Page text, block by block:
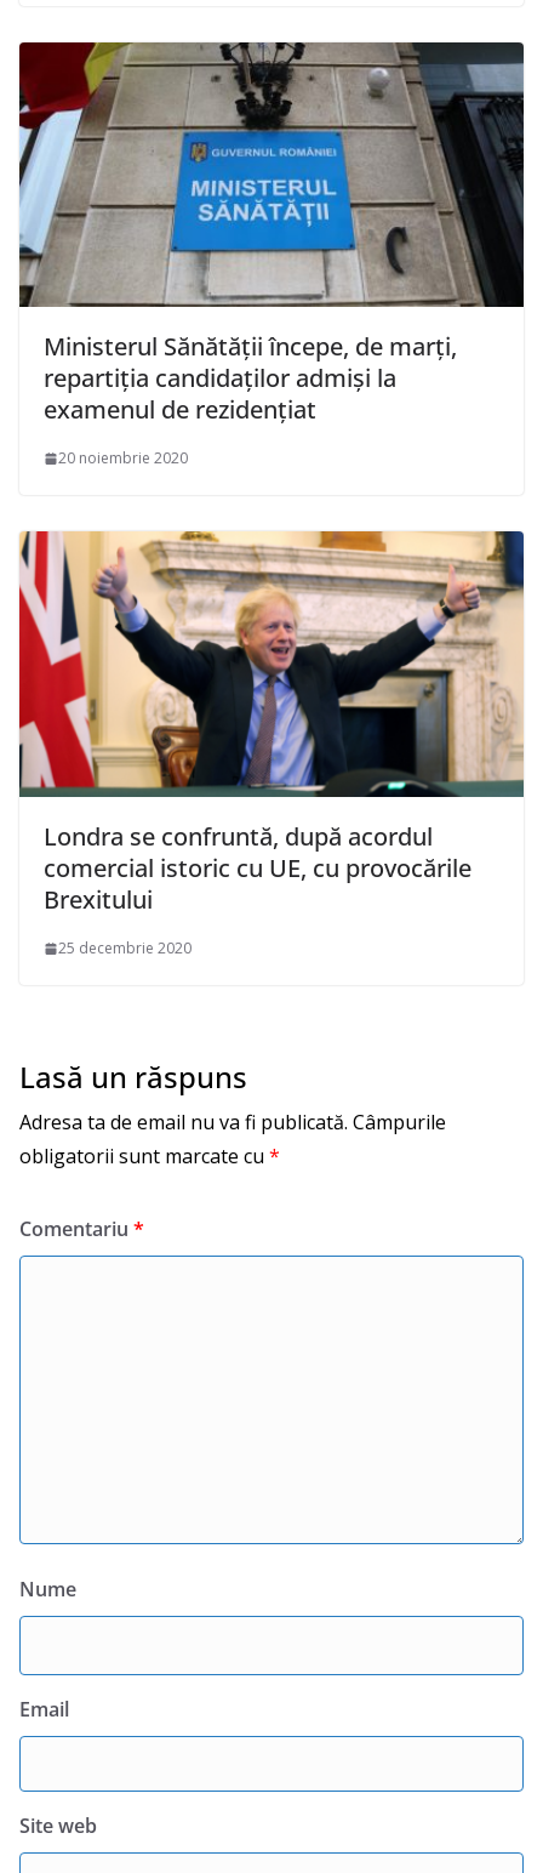
Ministerul Sănătăţii începe, de marţi,
repartiţia candidaţilor admişi la
examenul de rezidenţiat
20 noiembrie 2020
Londra se confruntă, după acordul
comercial istoric cu UE, cu provocările
Brexitului
25 decembrie 2020
Lasă un răspuns
Adresa ta de email nu va fi publicată. Câmpurile
obligatorii sunt marcate cu *
Comentariu *
Nume
Email
Site web